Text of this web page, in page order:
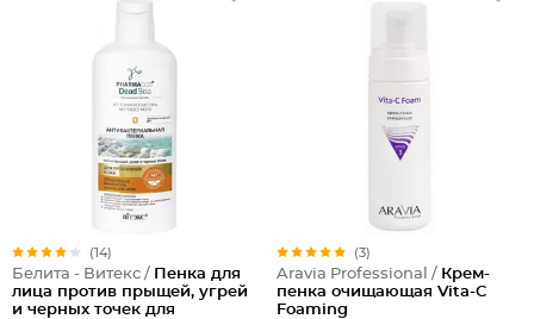
(14)
Белита - Витекс / Пенка для
лица против прыщей, угрей
и черных точек для
(3)
Aravia Professional / Крем-
пенка очищающая Vita-C
Foaming